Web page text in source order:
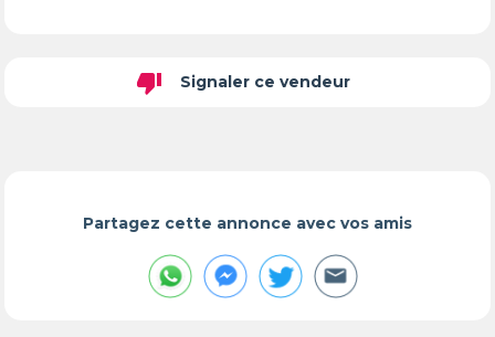
thumb_down Signaler ce vendeur
Partagez cette annonce avec vos amis